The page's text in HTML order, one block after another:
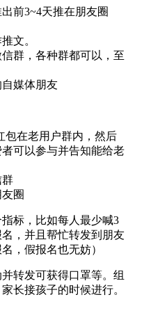
前3~4天推在朋友圈
文。
群，各种群都可以，至
媒体朋友
包在老用户群内，然后
可以参与并告知能给老
群
圈
标，比如每人最少喊3
，并且帮忙转发到朋友
，假报名也无妨）
转发可获得口罩等。组
长接孩子的时候进行。